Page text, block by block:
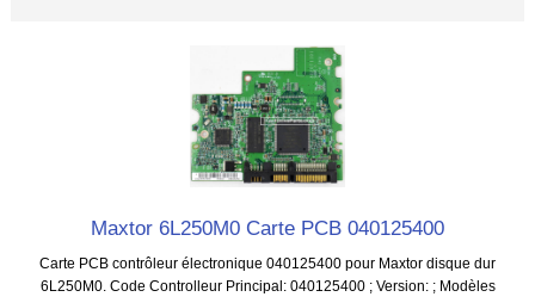
Maxtor 6L250M0 Carte PCB 040125400
Carte PCB contrôleur électronique 040125400 pour Maxtor disque dur
6L250M0. Code Controlleur Principal: 040125400 ; Version: ; Modèles